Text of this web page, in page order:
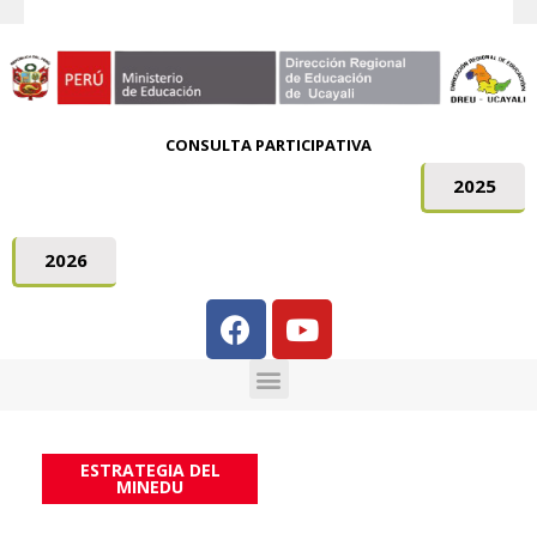
CONSULTA PARTICIPATIVA
2025
2026
ESTRATEGIA DEL
MINEDU